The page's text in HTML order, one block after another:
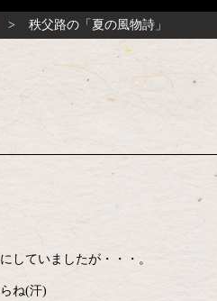
秩父路の「夏の風物詩」
していましたが・・・。
ね(汗)